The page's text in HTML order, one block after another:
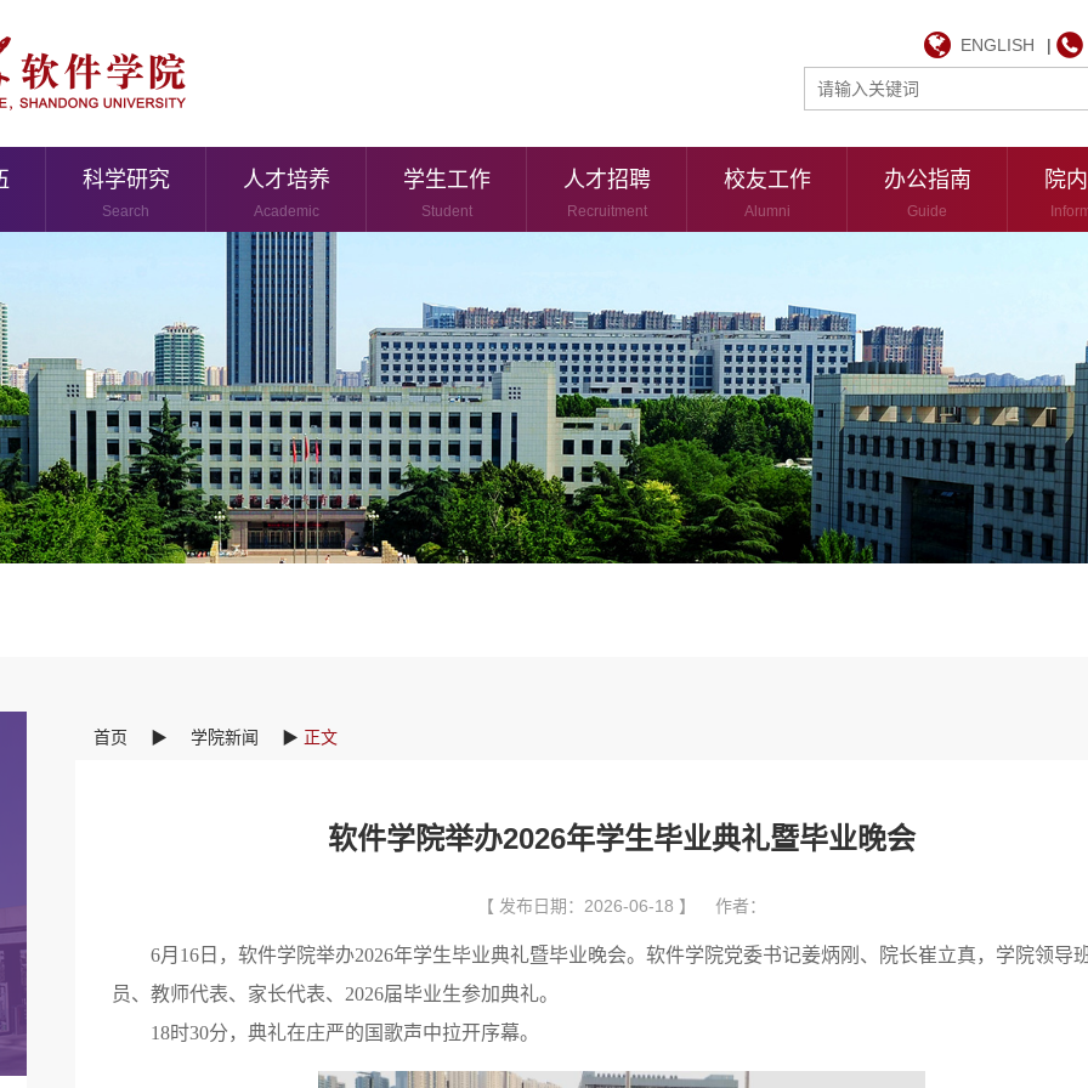
ENGLISH |
科学研究
Search
人才培养
Academic
学生工作
Student
人才招聘
Recruitment
校友工作
Alumni
办公指南
Guide
院
首页 ▶ 学院新闻 ▶ 正文
软件学院举办2026年学生毕业典礼暨毕业晚会
【 发布日期：2026-06-18 】 作者：
6月16日，软件学院举办2026年学生毕业典礼暨毕业晚会。软件学院党委书记姜炳刚、院长崔立真，学院领导
员、教师代表、家长代表、2026届毕业生参加典礼。
18时30分，典礼在庄严的国歌声中拉开序幕。